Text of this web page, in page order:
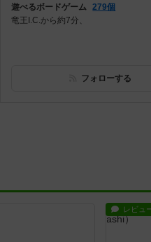
遊べるボードゲーム 279個
竜王I.C.から約7分、
フォローする
レビュ